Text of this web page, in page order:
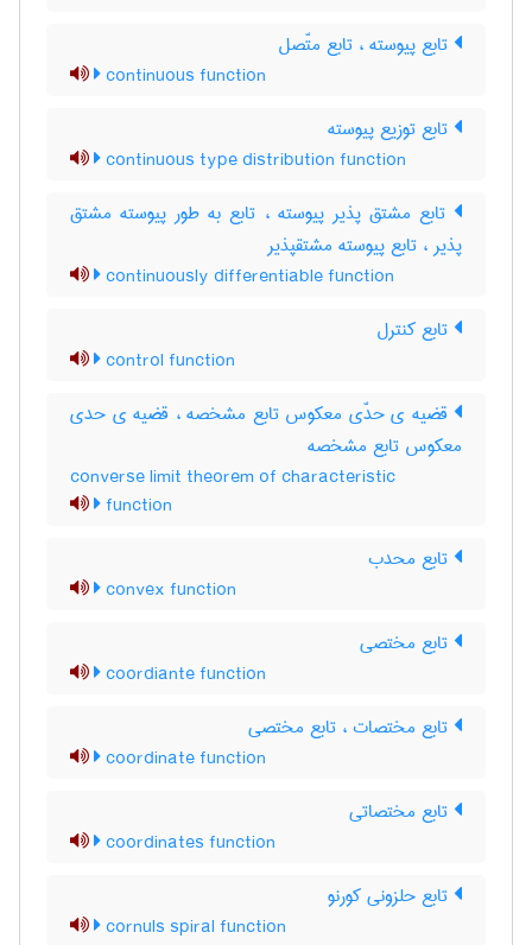
تابع پیوسته ، تابع متّصل
continuous function
تابع توزیع پیوسته
continuous type distribution function
تابع مشتق پذیر پیوسته ، تابع به طور پیوسته مشتق
پذیر ، تابع پیوسته مشتقپذیر
continuously differentiable function
تابع کنترل
control function
قضیه ی حدّی معکوس تابع مشخصه ، قضیه ی حدی
معکوس تابع مشخصه
converse limit theorem of characteristic
function
تابع محدب
convex function
تابع مختصی
coordiante function
تابع مختصات ، تابع مختصی
coordinate function
تابع مختصاتی
coordinates function
تابع حلزونی کورنو
cornuls spiral function